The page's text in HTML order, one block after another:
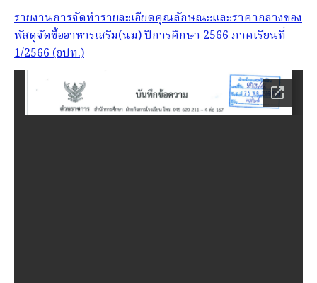
รายงานการจัดทำรายละเอียดคุณลักษณะและราคากลางของ
พัสดุจัดซื้ออาหารเสริม(นม) ปีการศึกษา 2566 ภาคเรียนที่
1/2566 (อปท.)